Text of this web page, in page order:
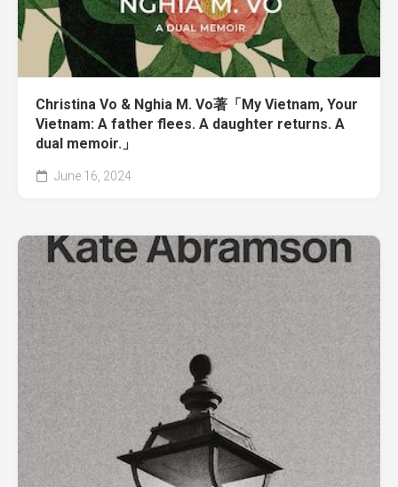
Christina Vo & Nghia M. Vo著「My Vietnam, Your
Vietnam: A father flees. A daughter returns. A
dual memoir.」
June 16, 2024